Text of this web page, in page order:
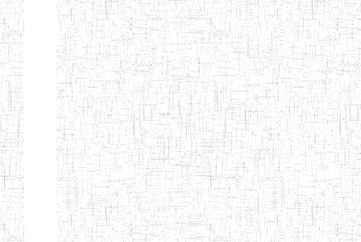
ENIEG BILINGUE
LE NORMALIEN
CITOYEN
01/08/2014 ENIEG
ENIEG BILINGUE
CLAIRE
FONTAINE
03/10/2012 ENIEG
ENIEG BILINGUE
LA COURONNE
25/06/2014 ENIEG